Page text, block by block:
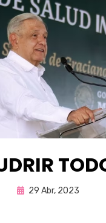
porFernando
Publicada
29 Abr, 2023